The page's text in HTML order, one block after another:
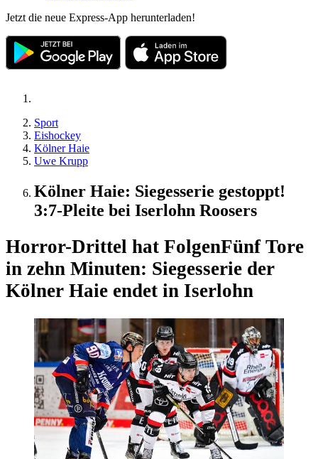
Jetzt die neue Express-App herunterladen!
Sport
Eishockey
Kölner Haie
Uwe Krupp
Kölner Haie: Siegesserie gestoppt!
3:7-Pleite bei Iserlohn Roosers
Horror-Drittel hat FolgenFünf Tore
in zehn Minuten: Siegesserie der
Kölner Haie endet in Iserlohn